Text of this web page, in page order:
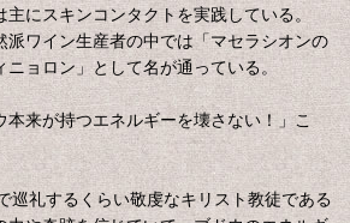
主にスキンコンタクトを実践している。
派ワイン生産者の中では「マセラシオンの
ニョロン」として名が通っている。
本来が持つエネルギーを壊さない！」こ
巡礼するくらい敬虔なキリスト教徒である